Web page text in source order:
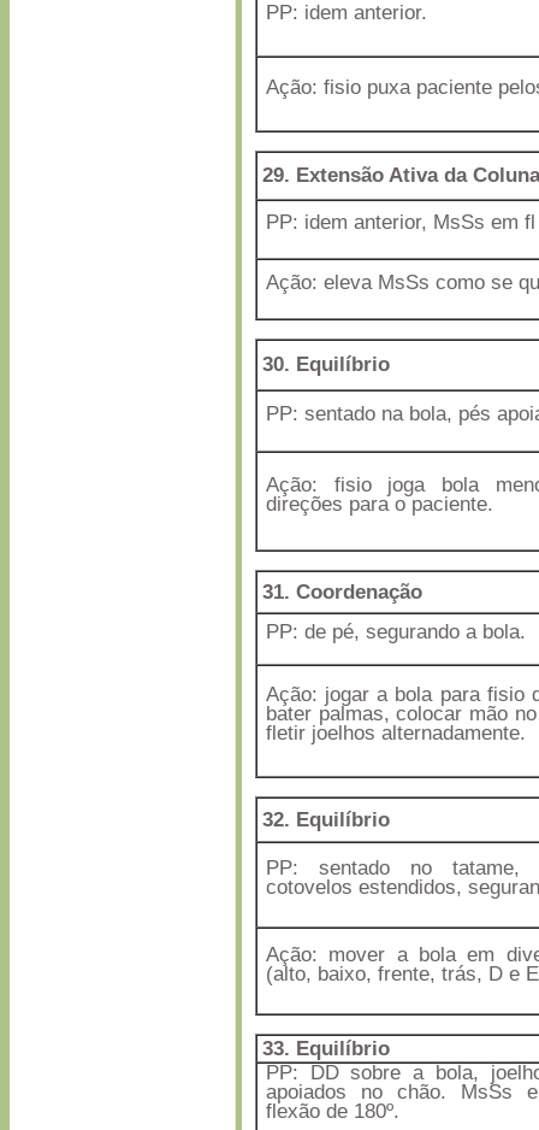
PP: idem anterior.
Ação: fisio puxa paciente
29. Extensão Ativa da Coluna
PP: idem anterior, MsSs em fl
Ação: eleva MsSs como se
30. Equilíbrio
PP: sentado na bola, pés
Ação: fisio joga bola
direções para o paciente.
31. Coordenação
PP: de pé, segurando a bola.
Ação: jogar a bola para fisio
bater palmas, colocar mão
fletir joelhos alternadamente.
32. Equilíbrio
PP: sentado no tatame,
cotovelos estendidos,
Ação: mover a bola em
(alto, baixo, frente, trás, D e
33. Equilíbrio
PP: DD sobre a bola,
apoiados no chão. MsSs
flexão de 180º.